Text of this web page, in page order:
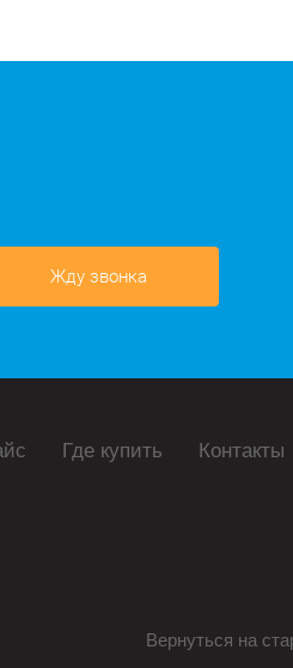
Жду звонка
Где купить Контакты
Вернуться на